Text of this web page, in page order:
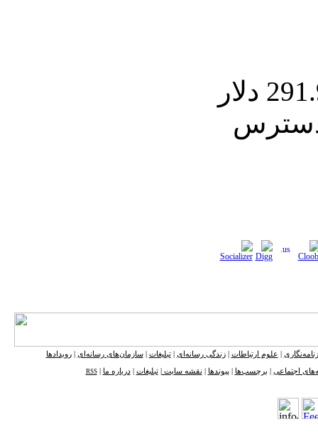
این عینک با قیمت 291.99 دلار
دسترس
علوم ارتباطات |زندگی رسانه‌ای |تبلیغات سازمان‌های رسانه‌ای |رویدادها
اجتماعی برچسب‌ها پیوندها نقشه ‌سایت تبلیغات |درباره ما |
RSS